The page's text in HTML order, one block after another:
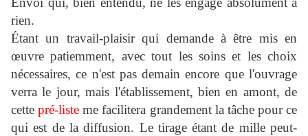
rien.
Étant un travail-plaisir qui demande à être mis en
œuvre patiemment, avec tout les soins et les choix
nécessaires, ce n'est pas demain encore que l'ouvrage
verra le jour, mais l'établissement, bien en amont, de
cettepré-liste me facilitera grandement la tâche pour ce
qui est de la diffusion. Le tirage étant de mille peut-